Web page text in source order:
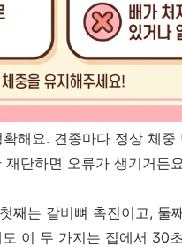
해요. 견종마다 정상 체중
단하면 오류가 생기거든
째는 갈비뼈 촉진이고, 둘
이 두 가지는 집에서 30